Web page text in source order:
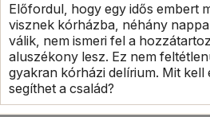
Előfordul, hogy egy idős embert
visznek kórházba, néhány
válik, nem ismeri fel a
aluszékony lesz. Ez nem
gyakran kórházi delírium. Mit
segíthet a család?